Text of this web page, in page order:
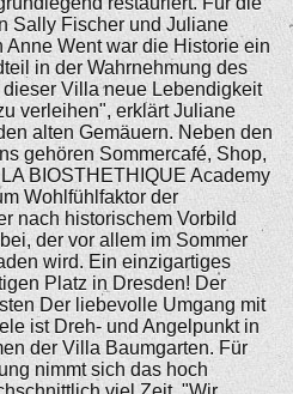
Sally Fischer und Juliane
Went war die Historie ein
in der Wahrnehmung des
Villa neue Lebendigkeit
verleihen", erklärt Juliane
alten Gemäuern. Neben den
gehören Sommercafé, Shop,
BIOSTHETHIQUE Academy
Wohlfühlfaktor der
nach historischem Vorbild
der vor allem im Sommer
wird. Ein einzigartiges
Platz in Dresden! Der
Der liebevolle Umgang mit
ist Dreh- und Angelpunkt in
der Villa Baumgarten. Für
nimmt sich das hoch